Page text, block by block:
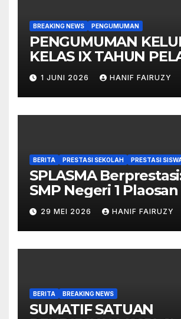
BREAKING NEWS PENGUMUMAN
PENGUMUMAN
KELAS IX TAHUN
2025/2026
1 JUNI 2026 HANIF FAIRUZY
BERITA PRESTASI SEKOLAH PRESTASI
SPLASMA
SMP Negeri 1
Juara di O2SN
Magetan
29 MEI 2026 HANIF FAIRUZY
BERITA BREAKING NEWS
SUMATIF SATUAN